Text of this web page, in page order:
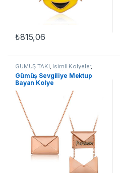
₺815,06
GÜMÜŞ TAKI, İsimli Kolyeler,
Kadın Kolyeleri,Kolye
Gümüş Sevgiliye Mektup
Bayan Kolye